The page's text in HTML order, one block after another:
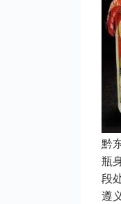
黔
瓶
段
遵